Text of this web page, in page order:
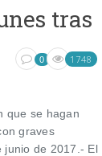
tras
0 1748
que se hagan
graves
de 2017.- El